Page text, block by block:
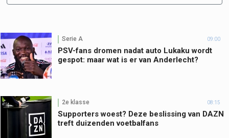
Serie A 09:00
PSV-fans dromen nadat auto Lukaku wordt
gespot: maar wat is er van Anderlecht?
2e klasse 08:15
Supporters woest? Deze beslissing van DAZN
treft duizenden voetbalfans